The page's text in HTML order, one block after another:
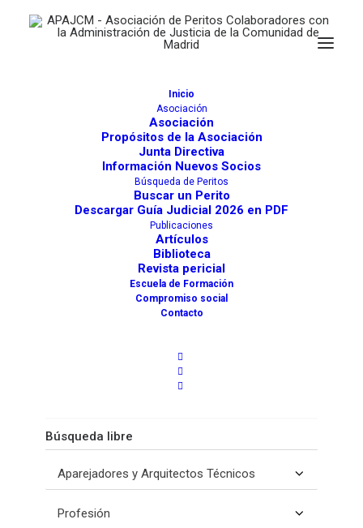
Inicio
Asociación
Asociación
Propósitos de la Asociación
Junta Directiva
Información Nuevos Socios
Búsqueda de Peritos
Buscar un Perito
Descargar Guía Judicial 2026 en PDF
Publicaciones
Artículos
Biblioteca
Revista pericial
Escuela de Formación
Compromiso social
Contacto
Aparejadores y Arquitectos
Buscar
Directorio de PeritosDirectorio Juzgados y Otros
Resultados